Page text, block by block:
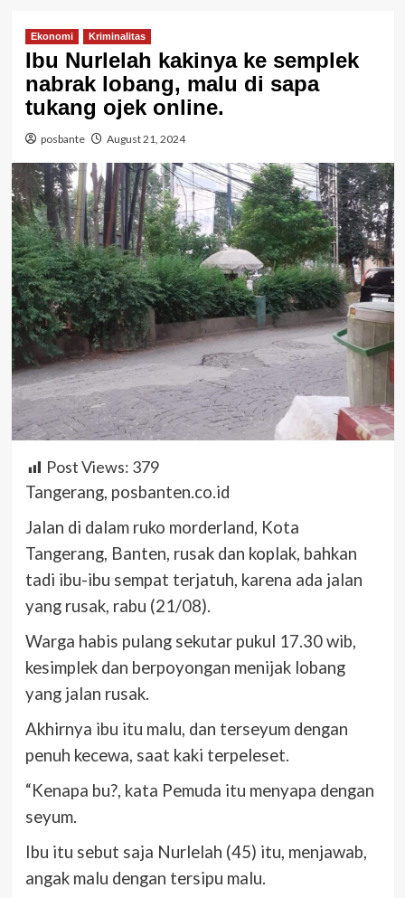
Ekonomi Kriminalitas
Ibu Nurlelah kakinya ke semplek
nabrak lobang, malu di sapa
tukang ojek online.
posbante August 21, 2024
Post Views: 379
Tangerang, posbanten.co.id
Jalan di dalam ruko morderland, Kota
Tangerang, Banten, rusak dan koplak, bahkan
tadi ibu-ibu sempat terjatuh, karena ada jalan
yang rusak, rabu (21/08).
Warga habis pulang sekutar pukul 17.30 wib,
kesimplek dan berpoyongan menijak lobang
yang jalan rusak.
Akhirnya ibu itu malu, dan terseyum dengan
penuh kecewa, saat kaki terpeleset.
“Kenapa bu?, kata Pemuda itu menyapa dengan
seyum.
Ibu itu sebut saja Nurlelah (45) itu, menjawab,
angak malu dengan tersipu malu.